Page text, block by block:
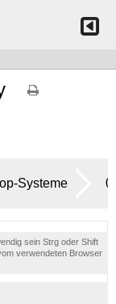
Systeme
sein Strg oder Shift
verwendeten Browser